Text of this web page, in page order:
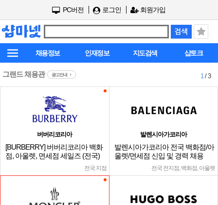
PC버전 로그인 회원가입
채용정보 인재정보 지도검색 샵토크
그랜드 채용관 광고안내 1/ 3
버버리코리아
[BURBERRY] 버버리코리아 백화
점, 아울렛, 면세점 세일즈 (전국)
전국 지점
발렌시아가코리아
발렌시아가코리아 전국 백화점/아
울렛/면세점 신입 및 경력 채용
전국 전지점, 백화점, 아울렛